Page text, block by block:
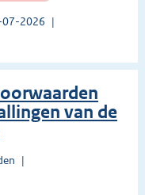
2026
van de